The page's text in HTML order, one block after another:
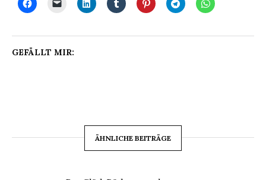
GEFÄLLT MIR:
ÄHNLICHE BEITRÄGE